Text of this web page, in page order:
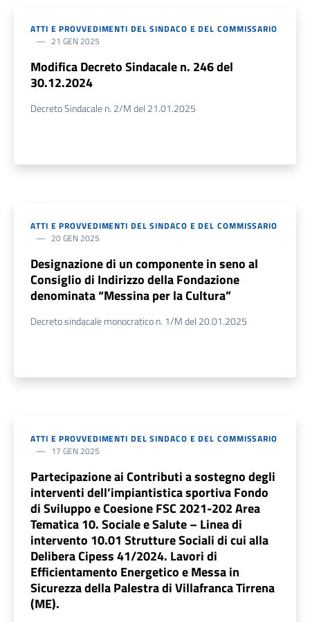
ATTI E PROVVEDIMENTI DEL SINDACO E DEL COMMISSARIO
21 GEN 2025
Modifica Decreto Sindacale n. 246 del
30.12.2024
Decreto Sindacale n. 2/M del 21.01.2025
ATTI E PROVVEDIMENTI DEL SINDACO E DEL COMMISSARIO
20 GEN 2025
Designazione di un componente in seno al
Consiglio di Indirizzo della Fondazione
denominata “Messina per la Cultura”
Decreto sindacale monocratico n. 1/M del 20.01.2025
ATTI E PROVVEDIMENTI DEL SINDACO E DEL COMMISSARIO
17 GEN 2025
Partecipazione ai Contributi a sostegno degli
interventi dell’impiantistica sportiva Fondo
di Sviluppo e Coesione FSC 2021-202 Area
Tematica 10. Sociale e Salute – Linea di
intervento 10.01 Strutture Sociali di cui alla
Delibera Cipess 41/2024. Lavori di
Efficientamento Energetico e Messa in
Sicurezza della Palestra di Villafranca Tirrena
(ME).